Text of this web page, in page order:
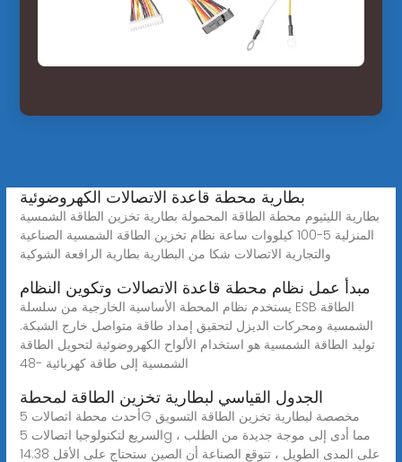
بطارية محطة قاعدة الاتصالات الكهروضوئية
بطارية الليثيوم محطة الطاقة المحمولة بطارية تخزين الطاقة الشمسية
المنزلية 5-100 كيلووات ساعة نظام تخزين الطاقة الشمسية الصناعية
والتجارية الاتصالات شكا من البطارية بطارية الرافعة الشوكية
مبدأ عمل نظام محطة قاعدة الاتصالات وتكوين النظام
يستخدم نظام المحطة الأساسية الخارجية من سلسلة ESB الطاقة
الشمسية ومحركات الديزل لتحقيق إمداد طاقة متواصل خارج الشبكة.
توليد الطاقة الشمسية هو استخدام الألواح الكهروضوئية لتحويل الطاقة
الشمسية إلى طاقة كهربائية -48
الجدول القياسي لبطارية تخزين الطاقة لمحطة
أحدث محطة اتصالات 5G مخصصة لبطارية تخزين الطاقة التسويق
السريع لتكنولوجيا اتصالات 5g ، مما أدى إلى موجة جديدة من الطلب
على المدى الطويل ، تتوقع الصناعة أن الصين ستحتاج على الأقل 14.38